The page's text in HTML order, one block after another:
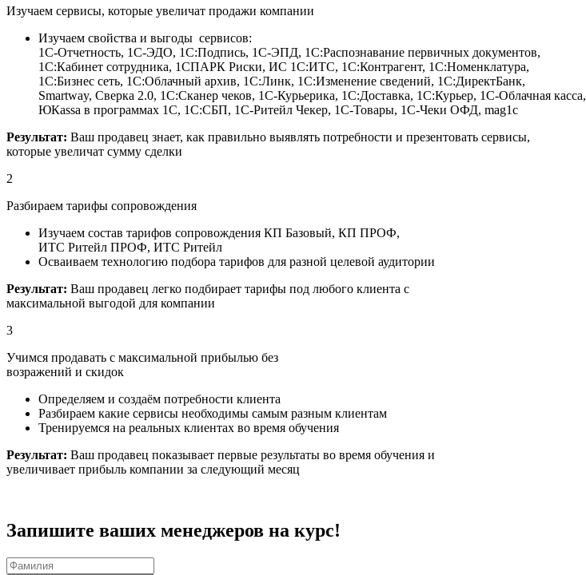
Изучаем сервисы, которые увеличат продажи компании
Изучаем свойства и выгоды сервисов:
1С-Отчетность, 1С-ЭДО, 1С:Подпись, 1С-ЭПД, 1С:Распознавание первичных документов,
1С:Кабинет сотрудника, 1СПАРК Риски, ИС 1С:ИТС, 1С:Контрагент, 1С:Номенклатура,
1С:Бизнес сеть, 1С:Облачный архив, 1С:Линк, 1С:Изменение сведений, 1С:ДиректБанк,
Smartway, Сверка 2.0, 1С:Сканер чеков, 1С-Курьерика, 1С:Доставка, 1С:Курьер, 1С-Облачная касса,
ЮКаssа в программах 1С, 1С:СБП, 1С-Ритейл Чекер, 1С-Товары, 1С-Чеки ОФД, mag1c
Результат: Ваш продавец знает, как правильно выявлять потребности и презентовать сервисы,
которые увеличат сумму сделки
2
Разбираем тарифы сопровождения
Изучаем состав тарифов сопровождения КП Базовый, КП ПРОФ,
ИТС Ритейл ПРОФ, ИТС Ритейл
Осваиваем технологию подбора тарифов для разной целевой аудитории
Результат: Ваш продавец легко подбирает тарифы под любого клиента с
максимальной выгодой для компании
3
Учимся продавать с максимальной прибылью без
возражений и скидок
Определяем и создаём потребности клиента
Разбираем какие сервисы необходимы самым разным клиентам
Тренируемся на реальных клиентах во время обучения
Результат: Ваш продавец показывает первые результаты во время обучения и
увеличивает прибыль компании за следующий месяц
Запишите ваших менеджеров на курс!